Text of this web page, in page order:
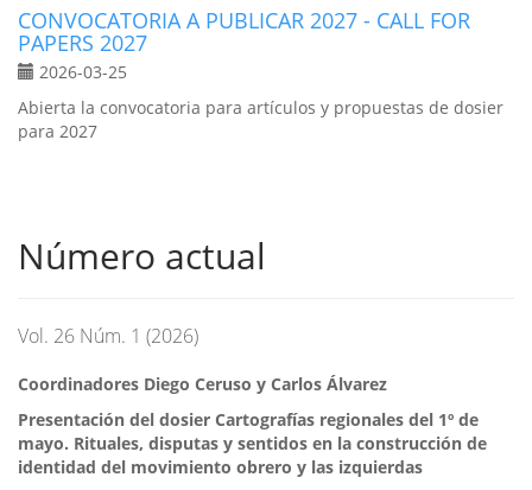
CONVOCATORIA A PUBLICAR 2027 - CALL FOR
PAPERS 2027
2026-03-25
Abierta la convocatoria para artículos y propuestas de dosier
para 2027
Número actual
Vol. 26 Núm. 1 (2026)
Coordinadores Diego Ceruso y Carlos Álvarez
Presentación del dosier Cartografías regionales del 1º de
mayo. Rituales, disputas y sentidos en la construcción de
identidad del movimiento obrero y las izquierdas